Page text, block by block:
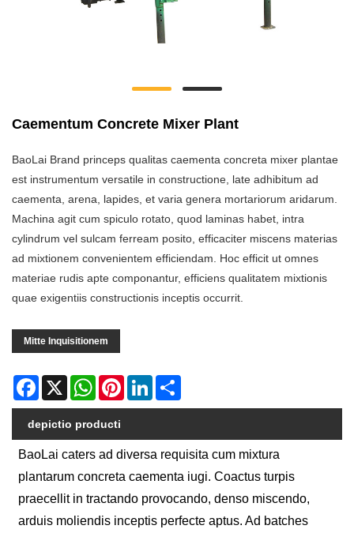
Caementum Concrete Mixer Plant
BaoLai Brand princeps qualitas caementa concreta mixer plantae
est instrumentum versatile in constructione, late adhibitum ad
caementa, arena, lapides, et varia genera mortariorum aridarum.
Machina agit cum spiculo rotato, quod laminas habet, intra
cylindrum vel sulcam ferream posito, efficaciter miscens materias
ad mixtionem convenientem efficiendam. Hoc efficit ut omnes
materiae rudis apte componantur, efficiens qualitatem mixtionis
quae exigentiis constructionis inceptis occurrit.
Mitte Inquisitionem
Facebook
X WhatsAppPinterestLinkedIn
depictio producti
BaoLai caters ad diversa requisita cum mixtura
plantarum concreta caementa iugi. Coactus turpis
praecellit in tractando provocando, denso miscendo,
arduis moliendis inceptis perfecte aptus. Ad batches